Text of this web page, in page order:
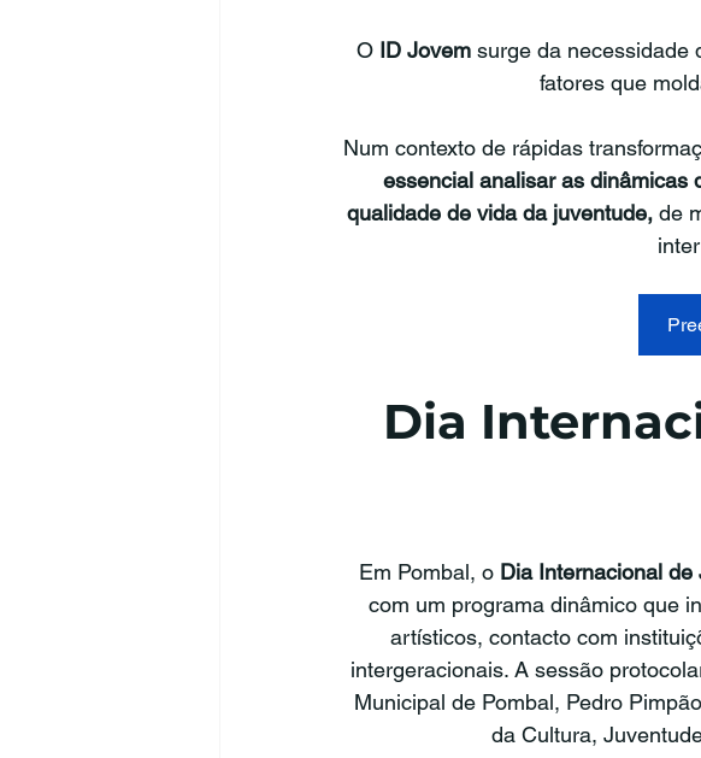
O ID Jovem surge da necessidade
fatores que
Num contexto de rápidas
essencial analisar as dinâmicas
qualidade de vida da juventude, de
Dia
Em Pombal, o Dia Internacional de
com um programa dinâmico que
artísticos, contacto com
intergeracionais. A sessão
Municipal de Pombal, Pedro
da Cultura,